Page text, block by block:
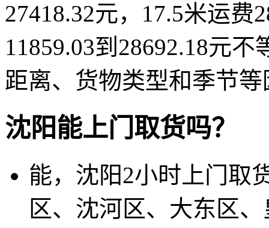
27418.32元，17.5米运费
11859.03到28692.18元
距离、货物类型和季节
沈阳能上门取货吗？
能，沈阳2小时上门取
区、沈河区、大东区